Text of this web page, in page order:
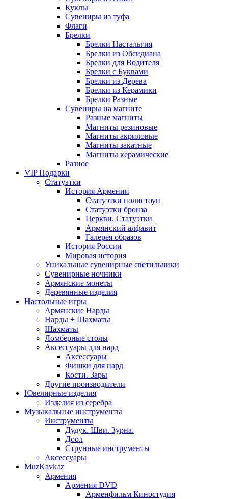
Куклы
Сувениры из туфа
Флаги
Брелки
Брелки Настальгия
Брелки из Обсидиана
Брелки для Водителя
Брелки с Буквами
Брелки из Дерева
Брелки из Керамики
Брелки Разные
Сувениры на магните
Разные магниты
Магниты резиновые
Магниты акриловые
Магниты закатные
Магниты керамические
Разное
VIP Подарки
Статуэтки
История Армении
Статуэтки полистоун
Статуэтки бронза
Церкви. Статуэтки
Армянский алфавит
Галерея образов
История России
Мировая история
Уникальные сувенирные светильники
Сувенирные ночники
Армянские монеты
Деревянные изделия
Настольные игры
Армянские Нарды
Нарды + Шахматы
Шахматы
Ломберные столы
Аксессуары для нард
Аксессуары
Фишки для нард
Кости. Зары
Другие производители
Ювелирные изделия
Изделия из серебра
Музыкальные инструменты
Инструменты
Дудук. Шви. Зурна.
Доол
Струнные инструменты
Аксессуары
MuzKavkaz
Армения
Армения DVD
Арменфильм Киностудия